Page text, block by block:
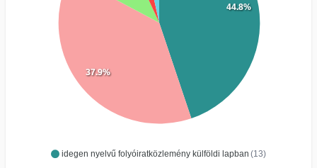
idegen nyelvű folyóiratközlemény külföldi lapban (13)
44.8%
37.9%